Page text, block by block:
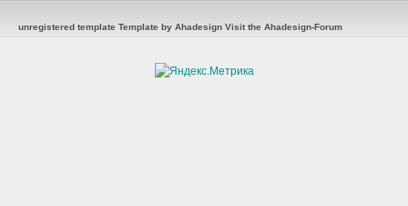
unregistered template Template by Ahadesign Visit the Ahadesign-Forum